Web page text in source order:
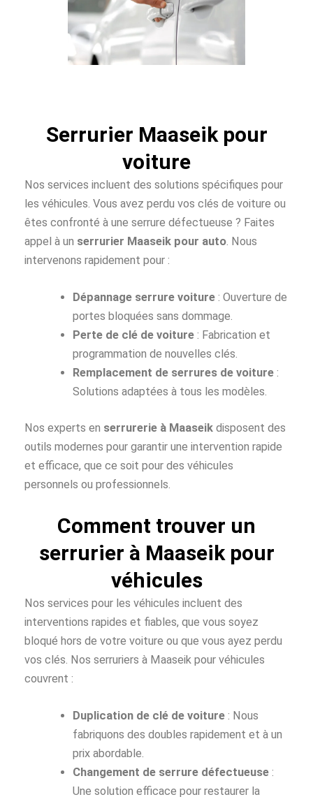
Serrurier Maaseik pour
voiture
Nos services incluent des solutions spécifiques pour
les véhicules. Vous avez perdu vos clés de voiture ou
êtes confronté à une serrure défectueuse ? Faites
appel à un serrurier Maaseik pour auto . Nous
intervenons rapidement pour :
Dépannage serrure voiture : Ouverture de
portes bloquées sans dommage.
Perte de clé de voiture : Fabrication et
programmation de nouvelles clés.
Remplacement de serrures de voiture :
Solutions adaptées à tous les modèles.
Nos experts en serrurerie à Maaseik disposent des
outils modernes pour garantir une intervention rapide
et efficace, que ce soit pour des véhicules
personnels ou professionnels.
Comment trouver un
serrurier à Maaseik pour
véhicules
Nos services pour les véhicules incluent des
interventions rapides et fiables, que vous soyez
bloqué hors de votre voiture ou que vous ayez perdu
vos clés. Nos serruriers à Maaseik pour véhicules
couvrent :
Duplication de clé de voiture : Nous
fabriquons des doubles rapidement et à un
prix abordable.
Changement de serrure défectueuse :
Une solution efficace pour restaurer la